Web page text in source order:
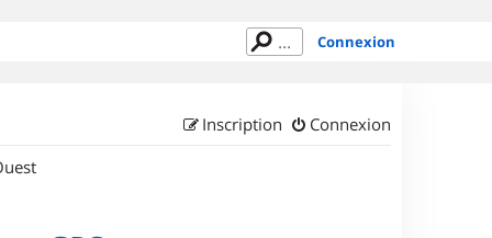
Connexion
Connexion
Inscription